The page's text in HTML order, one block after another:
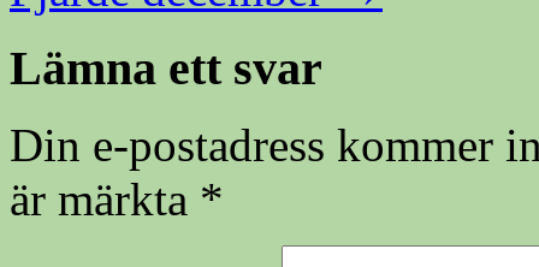
Lämna ett svar
Din e-postadress kommer
är märkta *